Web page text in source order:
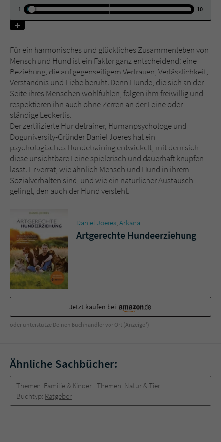
1
10
Für ein harmonisches und glückliches Zusammenleben von
Mensch und Hund ist ein Faktor ganz entscheidend: eine
Beziehung, die auf gegenseitigem Vertrauen, Verlässlichkeit,
Verständnis und Liebe beruht. Denn Hunde, die sich an der
Seite ihres Menschen wohlfühlen, folgen ihm freiwillig und
respektieren ihn auch ohne Zerren an der Leine oder
ständige Leckerlis.
Der zertifizierte Hundetrainer, Humanpsychologe und
Doguniversity-Gründer Daniel Joeres hat ein
psychologisches Hundetraining entwickelt, mit dem sich
diese unsichtbare Leine spielerisch und dauerhaft knüpfen
lässt. Er verrät, wie ähnlich Mensch und Hund in ihrem
Sozialverhalten sind, und wie ein natürlicher Austausch
gelingt, den auch der Hund versteht.
Daniel Joeres Arkana
Artgerechte Hundeerziehung
Jetzt kaufen bei
oder unterstütze Deinen Buchhändler vor Ort (Anzeige*)
Ähnliche Sachbücher:
Themen: Familie & Kinder Themen: Natur & Tier
Buchtyp: Ratgeber
Name
Anbieter Literatur-Couch Medien GmbH & Co. KG
Laufzeit 1 Jahr
Zweck Cookie für Kommentare einzelner Buchtitel
Name fe_typo_user
Anbieter Literatur-Couch Medien GmbH & Co. KG
Laufzeit Session
Zweck
Dieses Cookie gewährleistet die
Sicherheitscode des Kontaktformulars zu
überprüfen.